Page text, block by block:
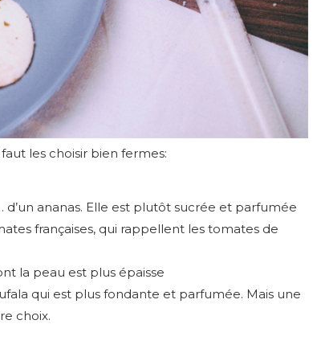
les choisir bien fermes:
ananas. Elle est plutôt sucrée et parfumée
françaises, qui rappellent les tomates de
la peau est plus épaisse
qui est plus fondante et parfumée. Mais une
choix.